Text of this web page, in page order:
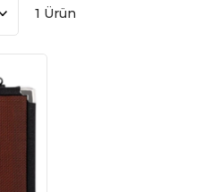
1 Ürün